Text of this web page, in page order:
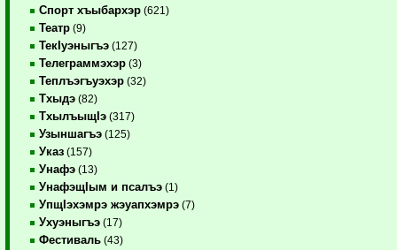
Спорт хъыбархэр (621)
Театр (9)
ТекIуэныгъэ (127)
Телеграммэхэр (3)
Теплъэгъуэхэр (32)
Тхыдэ (82)
ТхылъыщIэ (317)
Узыншагъэ (125)
Указ (157)
Унафэ (13)
УнафэщIым и псалъэ (1)
УпщIэхэмрэ жэуапхэмрэ (7)
Ухуэныгъэ (17)
Фестиваль (43)